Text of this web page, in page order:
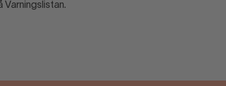
Varningslistan.